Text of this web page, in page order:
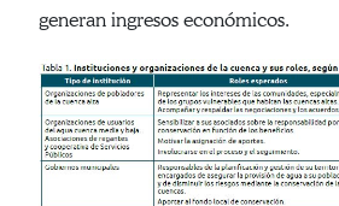
generan ingresos económicos.